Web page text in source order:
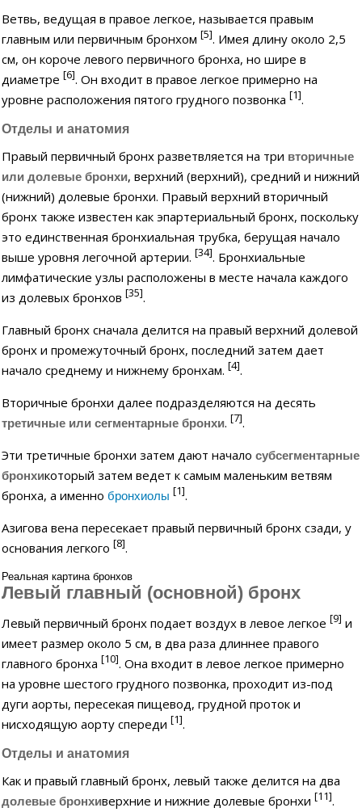
Ветвь, ведущая в правое легкое, называется правым
главным или первичным бронхом[5]. Имея длину около 2,5
см, он короче левого первичного бронха, но шире в
диаметре[6]. Он входит в правое легкое примерно на
уровне расположения пятого грудного позвонка[1].
Отделы и анатомия
Правый первичный бронх разветвляется на три вторичные
или долевые бронхи, верхний (верхний), средний и нижний
(нижний) долевые бронхи. Правый верхний вторичный
бронх также известен как эпартериальный бронх, поскольку
это единственная бронхиальная трубка, берущая начало
выше уровня легочной артерии.[34]. Бронхиальные
лимфатические узлы расположены в месте начала каждого
из долевых бронхов[35].
Главный бронх сначала делится на правый верхний долевой
бронх и промежуточный бронх, последний затем дает
начало среднему и нижнему бронхам.[4].
Вторичные бронхи далее подразделяются на десять
третичные или сегментарные бронхи.[7].
Эти третичные бронхи затем дают началосубсегментарные
бронхикоторый затем ведет к самым маленьким ветвям
бронха, а именнобронхиолы [1].
Азигова вена пересекает правый первичный бронх сзади, у
основания легкого[8].
Реальная картина бронхов
Левый главный (основной) бронх
Левый первичный бронх подает воздух в левое легкое[9] и
имеет размер около 5 см, в два раза длиннее правого
главного бронха[10]. Она входит в левое легкое примерно
на уровне шестого грудного позвонка, проходит из-под
дуги аорты, пересекая пищевод, грудной проток и
нисходящую аорту спереди[1].
Отделы и анатомия
Как и правый главный бронх, левый также делится на два
долевые бронхиверхние и нижние долевые бронхи[11].